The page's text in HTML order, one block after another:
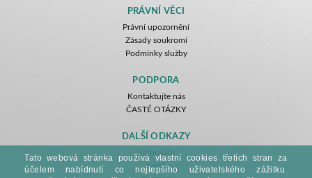
PRÁVNÍ VĚCI
Právní upozornění
Zásady soukromí
Podmínky služby
PODPORA
Kontaktujte nás
ČASTÉ OTÁZKY
DALŠÍ ODKAZY
Stahování
Feed
Tato webová stránka používá vlastní cookies třetích stran za
účelem nabídnutí co nejlepšího uživatelského zážitku.